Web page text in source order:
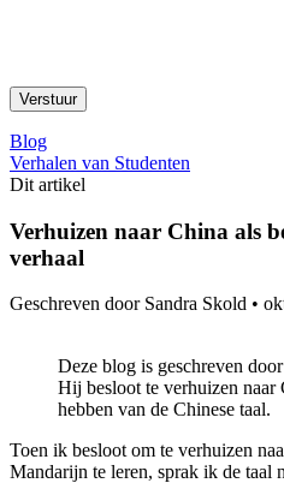
Blog
Verhalen van Studenten
Dit artikel
Verhuizen naar China als
verhaal
Geschreven door Sandra Skold •
Deze blog is geschreven
Hij besloot te verhuizen naar
hebben van de Chinese taal.
Toen ik besloot om te verhuizen
Mandarijn te leren, sprak ik de taal